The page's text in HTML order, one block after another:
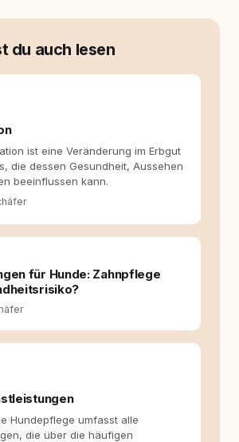
echte Bindung dort, wo Verständnis
entstand rundum.dog – ein
Schweiz. Meine Überzeugung:
trifft bessere Entscheidungen –
du auch lesen
ist eine Veränderung im Erbgut
die dessen Gesundheit, Aussehen
beeinflussen kann.
für Hunde: Zahnpflege
Hundepflege umfasst alle
die über die häufigen